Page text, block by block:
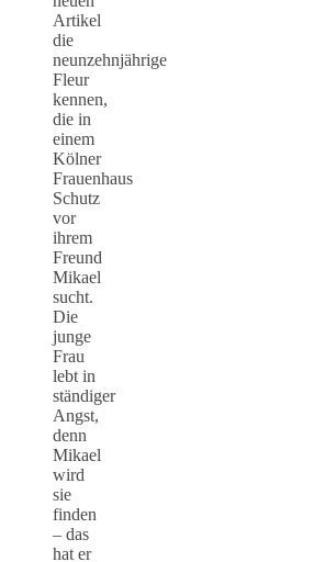
Artikel
die
neunzehnjährige
Fleur
kennen,
die in
einem
Kölner
Frauenhaus
Schutz
vor
ihrem
Freund
Mikael
sucht.
Die
junge
Frau
lebt in
ständiger
Angst,
denn
Mikael
wird
sie
finden
– das
hat er